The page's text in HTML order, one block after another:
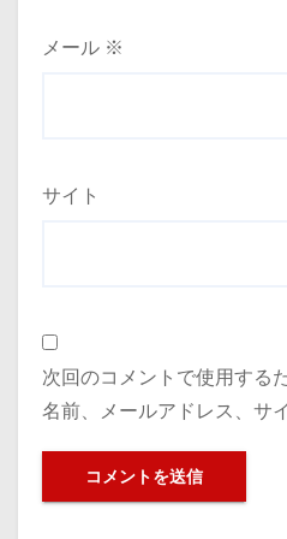
メール ※
サイト
次回のコメントで使用する
名前、メールアドレス、サ